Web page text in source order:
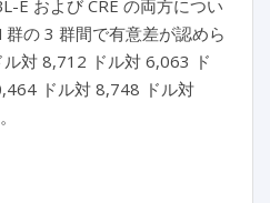
E および CRE の両方につい
の 3 群間で有意差が認めら
対 8,712 ドル対 6,063 ド
ドル対 8,748 ドル対